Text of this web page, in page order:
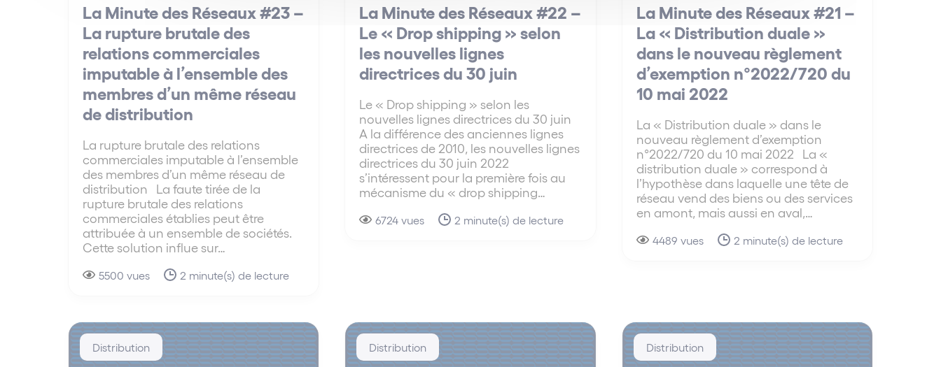
La Minute des Réseaux #23 –
La rupture brutale des
relations commerciales
imputable à l’ensemble des
membres d’un même réseau
de distribution
La rupture brutale des relations
commerciales imputable à l’ensemble
des membres d’un même réseau de
distribution La faute tirée de la
rupture brutale des relations
commerciales établies peut être
attribuée à un ensemble de sociétés.
Cette solution influe sur…
5500 vues 2 minute(s) de lecture
La Minute des Réseaux #22 –
Le « Drop shipping » selon
les nouvelles lignes
directrices du 30 juin
Le « Drop shipping » selon les
nouvelles lignes directrices du 30 juin
A la différence des anciennes lignes
directrices de 2010, les nouvelles lignes
directrices du 30 juin 2022
s’intéressent pour la première fois au
mécanisme du « drop shipping…
6724 vues 2 minute(s) de lecture
La Minute des Réseaux #21 –
La « Distribution duale »
dans le nouveau règlement
d’exemption n°2022/720 du
10 mai 2022
La « Distribution duale » dans le
nouveau règlement d’exemption
n°2022/720 du 10 mai 2022 La «
distribution duale » correspond à
l’hypothèse dans laquelle une tête de
réseau vend des biens ou des services
en amont, mais aussi en aval,…
4489 vues 2 minute(s) de lecture
Distribution Distribution Distribution